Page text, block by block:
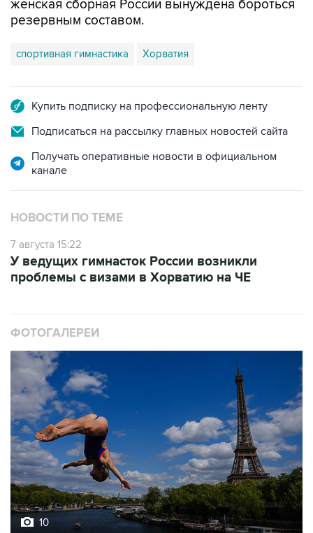
спортивная гимнастика Хорватия
Подписаться на рассылку главных новостей сайта
Получать оперативные новости в официальном
канале
НОВОСТИ ПО ТЕМЕ
7 августа 15:22
проблемы с визами в Хорватию на ЧЕ
10
Лучшие фото недели